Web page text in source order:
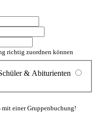
richtig zuordnen können
& Abiturienten
mit einer Gruppenbuchung!